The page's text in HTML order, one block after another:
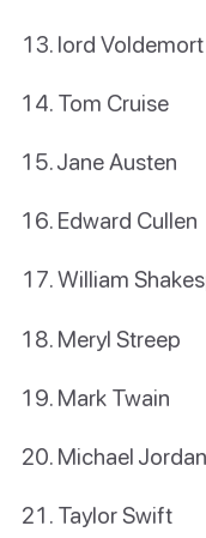
lord Voldemort
Tom Cruise
Jane Austen
Edward Cullen
William
Meryl Streep
Mark Twain
Michael Jordan
Taylor Swift